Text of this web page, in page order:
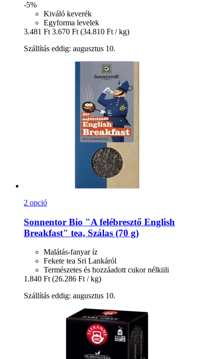
-5%
Kiváló keverék
Egyforma levelek
3.481 Ft 3.670 Ft (34.810 Ft / kg)
Szállítás eddig: augusztus 10.
2 opció
Sonnentor Bio "A felébresztő English
Breakfast" tea, Szálas (70 g)
Malátás-fanyar íz
Fekete tea Sri Lankáról
Természetes és hozzáadott cukor nélküli
1.840 Ft (26.286 Ft / kg)
Szállítás eddig: augusztus 10.